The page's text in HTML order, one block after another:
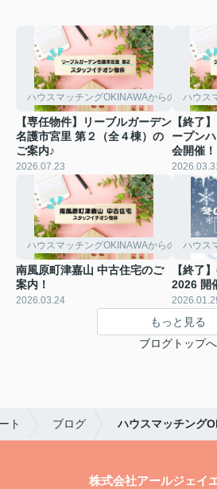
ハウスマッチングOKINAWAからのお知らせ
【専任物件】リーブルガーデン
名護市宮里 第２（全４棟）の
ご案内♪
2026.07.23
ハウス
【終了
ープン
会開催！
ハウスマッチングOKINAWAからのお知らせ
南風原町津嘉山 中古住宅のご
案内！
2026.03.24
ハウス
【終了
2026 開
もっと見る
ブログトップへ
ト ブログ ハウスマッチング
株式会社アールジェイ